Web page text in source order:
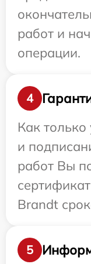
работ и
операции.
4
Как только
и
работ Вы
Brandt
5